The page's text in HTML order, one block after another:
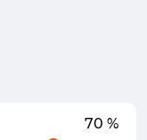
70 %